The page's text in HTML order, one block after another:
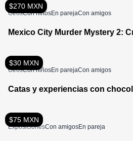
$270 MXN
OtrosCon niñosEn parejaCon amigos
Mexico City Murder Mystery 2:
$30 MXN
OtrosCon niñosEn parejaCon amigos
Catas y experiencias con
$75 MXN
ExposicionesCon amigosEn pareja